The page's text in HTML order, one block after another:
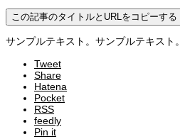
この記事のタイトルとURLをコピーする
サンプルテキスト。サンプルテキスト。
Tweet
Share
Hatena
Pocket
RSS
feedly
Pin it